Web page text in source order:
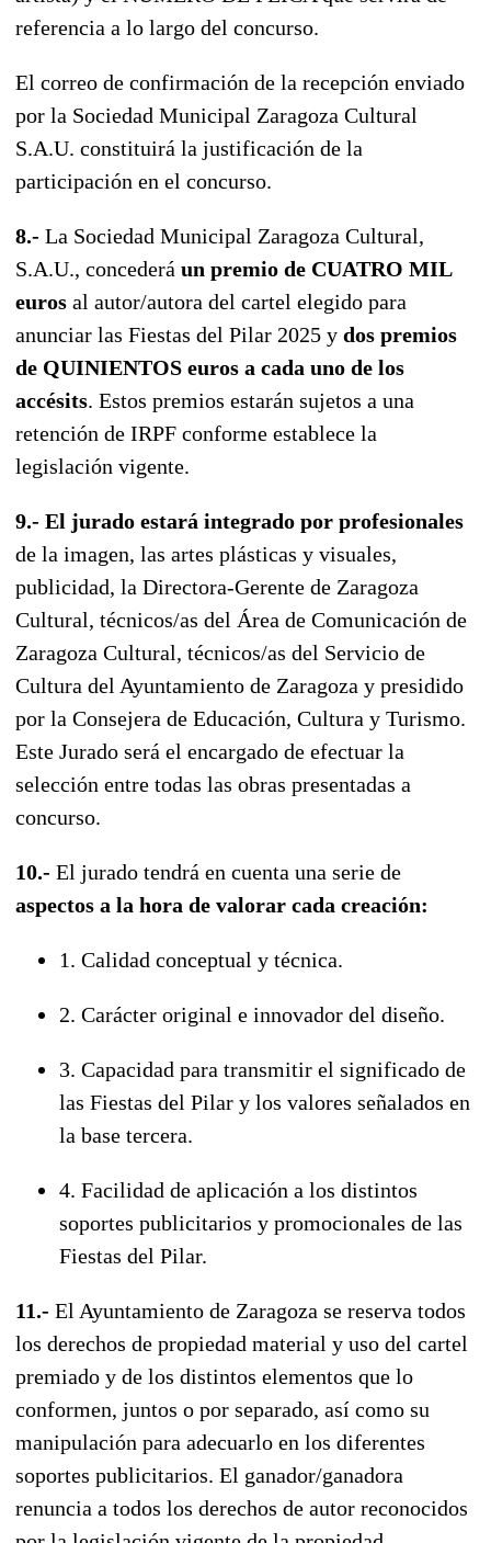
referencia a lo largo del concurso.
El correo de confirmación de la recepción enviado
por la Sociedad Municipal Zaragoza Cultural
S.A.U. constituirá la justificación de la
participación en el concurso.
8.- La Sociedad Municipal Zaragoza Cultural,
S.A.U., concederá un premio de CUATRO MIL
euros al autor/autora del cartel elegido para
anunciar las Fiestas del Pilar 2025 y dos premios
de QUINIENTOS euros a cada uno de los
accésits. Estos premios estarán sujetos a una
retención de IRPF conforme establece la
legislación vigente.
9.- El jurado estará integrado por profesionales
de la imagen, las artes plásticas y visuales,
publicidad, la Directora-Gerente de Zaragoza
Cultural, técnicos/as del Área de Comunicación de
Zaragoza Cultural, técnicos/as del Servicio de
Cultura del Ayuntamiento de Zaragoza y presidido
por la Consejera de Educación, Cultura y Turismo.
Este Jurado será el encargado de efectuar la
selección entre todas las obras presentadas a
concurso.
10.- El jurado tendrá en cuenta una serie de
aspectos a la hora de valorar cada creación:
1. Calidad conceptual y técnica.
2. Carácter original e innovador del diseño.
3. Capacidad para transmitir el significado de
las Fiestas del Pilar y los valores señalados en
la base tercera.
4. Facilidad de aplicación a los distintos
soportes publicitarios y promocionales de las
Fiestas del Pilar.
11.- El Ayuntamiento de Zaragoza se reserva todos
los derechos de propiedad material y uso del cartel
premiado y de los distintos elementos que lo
conformen, juntos o por separado, así como su
manipulación para adecuarlo en los diferentes
soportes publicitarios. El ganador/ganadora
renuncia a todos los derechos de autor reconocidos